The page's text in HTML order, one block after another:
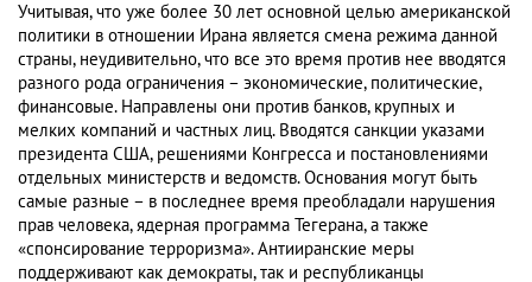
Учитывая, что уже более 30 лет основной целью американской
политики в отношении Ирана является смена режима данной
страны, неудивительно, что все это время против нее вводятся
разного рода ограничения – экономические, политические,
финансовые. Направлены они против банков, крупных и
мелких компаний и частных лиц. Вводятся санкции указами
президента США, решениями Конгресса и постановлениями
отдельных министерств и ведомств. Основания могут быть
самые разные – в последнее время преобладали нарушения
прав человека, ядерная программа Тегерана, а также
«спонсирование терроризма». Антииранские меры
поддерживают как демократы, так и республиканцы